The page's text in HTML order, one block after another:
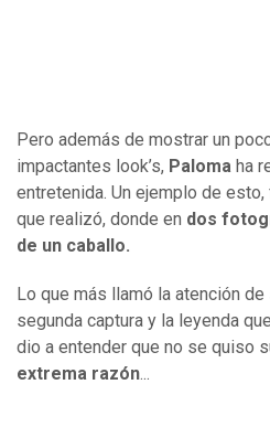
Pero además de mostrar un
impactantes look’s, Paloma ha
entretenida. Un ejemplo de
que realizó, donde en dos
de un caballo.
Lo que más llamó la atención
segunda captura y la leyenda
dio a entender que no se quiso
extrema razón...